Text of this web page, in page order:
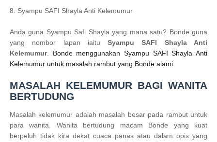
8. Syampu SAFI Shayla Anti Kelemumur
Anda guna Syampu Safi Shayla yang mana satu? Bonde guna
yang nombor lapan iaituSyampu SAFI Shayla Anti
Kelemumur. Bonde menggunakanSyampu SAFI Shayla Anti
Kelemumur untuk masalah rambut yang Bonde alami.
MASALAH KELEMUMUR BAGI WANITA
BERTUDUNG
Masalah kelemumur adalah masalah besar pada rambut untuk
para wanita. Wanita bertudung macam Bonde yang kuat
berpeluh tidak kira dekat cuaca panas atau dalam opis yang